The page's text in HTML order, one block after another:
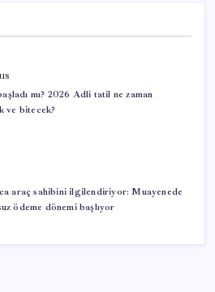
mı? 2026 Adli tatil ne zaman
ve bitecek?
araç sahibini ilgilendiriyor: Muayenede
ödeme dönemi başlıyor